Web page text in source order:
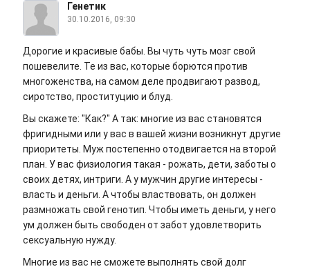
Генетик
30.10.2016, 09:30
Дорогие и красивые бабы. Вы чуть чуть мозг свой
пошевелите. Те из вас, которые борются против
многоженства, на самом деле продвигают развод,
сиротство, проституцию и блуд.
Вы скажете: "Как?" А так: многие из вас становятся
фригидными или у вас в вашей жизни возникнут другие
приоритеты. Муж постепенно отодвигается на второй
план. У вас физиология такая - рожать, дети, заботы о
своих детях, интриги. А у мужчин другие интересы -
власть и деньги. А чтобы властвовать, он должен
размножать свой генотип. Чтобы иметь деньги, у него
ум должен быть свободен от забот удовлетворить
сексуальную нужду.
Многие из вас не сможете выполнять свой долг